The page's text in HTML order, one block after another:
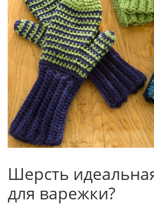
Шерсть
для варежки?